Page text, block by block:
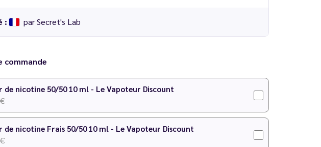
: par Secret's Lab
commande
de nicotine 50/50 10 ml - Le Vapoteur Discount
de nicotine Frais 50/50 10 ml - Le Vapoteur Discount